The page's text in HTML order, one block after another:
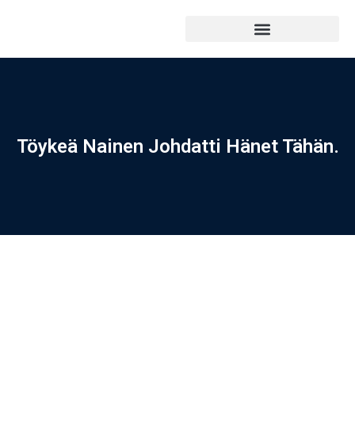
Töykeä Nainen Johdatti Hänet Tähän.